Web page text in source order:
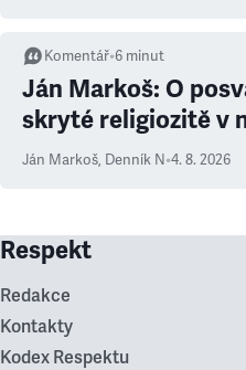
Komentář•6 minut
Ján Markoš: O
skryté religiozitě v
Ján Markoš, Denník N•4. 8. 2026
Respekt
Redakce
Kontakty
Kodex Respektu